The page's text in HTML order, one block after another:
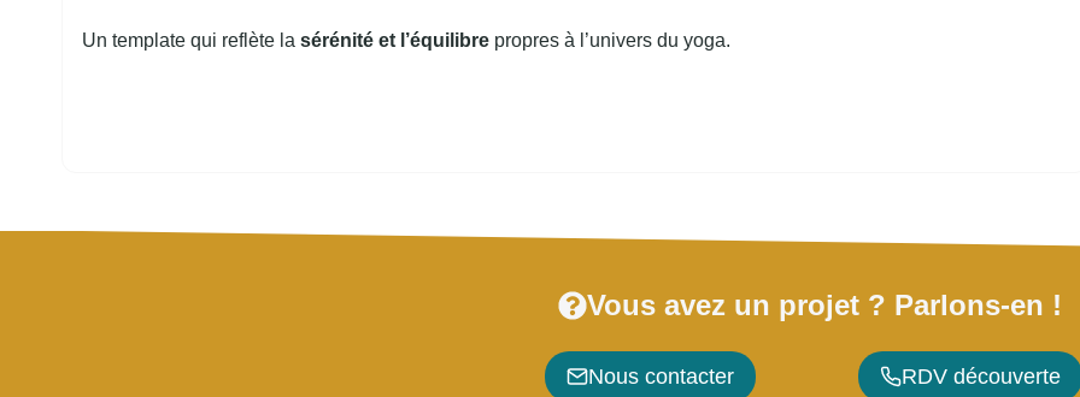
Un template qui reflète la sérénité et l’équilibre propres à l’univers du yoga.
Vous avez un projet ? Parlons-en !
Nous contacter RDV découverte